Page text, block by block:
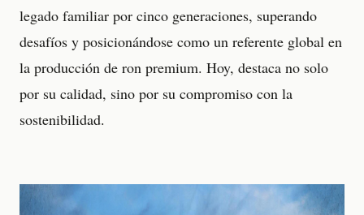
legado familiar por cinco generaciones, superando
desafíos y posicionándose como un referente global en
la producción de ron premium. Hoy, destaca no solo
por su calidad, sino por su compromiso con la
sostenibilidad.